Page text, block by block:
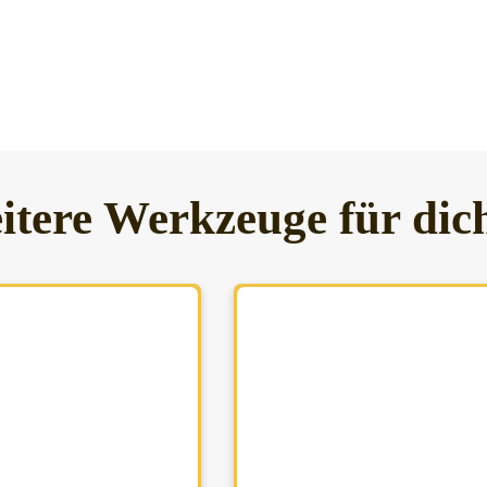
Werkzeuge für